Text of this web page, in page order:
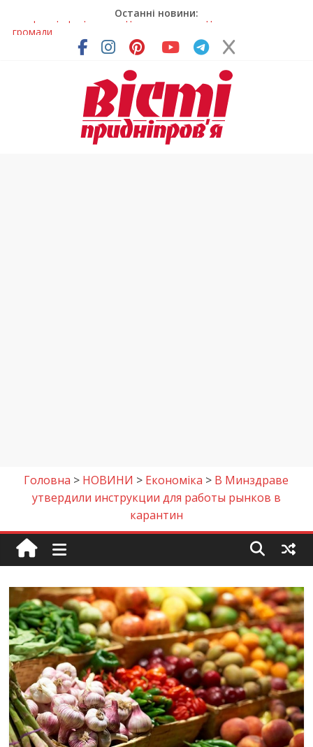
Останні новини:
На Дніпропетровщині різко зросла кількість пожеж в
У Самарі провели незвичайний майстер-клас
Світлові рішення майстрів із Дніпра визнали найкращими в
На Дніпропетровщині ліквідовують аварію на
магістральному водогоні
У Тернівці працюють над посиленням водної безпеки
Головна > НОВИНИ > Економіка > В Минздраве
утвердили инструкции для работы рынков в
карантин